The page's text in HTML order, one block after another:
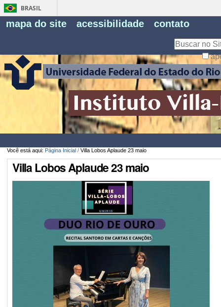
BRASIL
mapa do site acessibilidade contato
Você está aqui: Página Inicial / Villa Lobos Aplaude 23 maio
Villa Lobos Aplaude 23 maio